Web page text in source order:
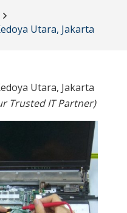
Utara, Jakarta
Utara, Jakarta
Trusted IT Partner)